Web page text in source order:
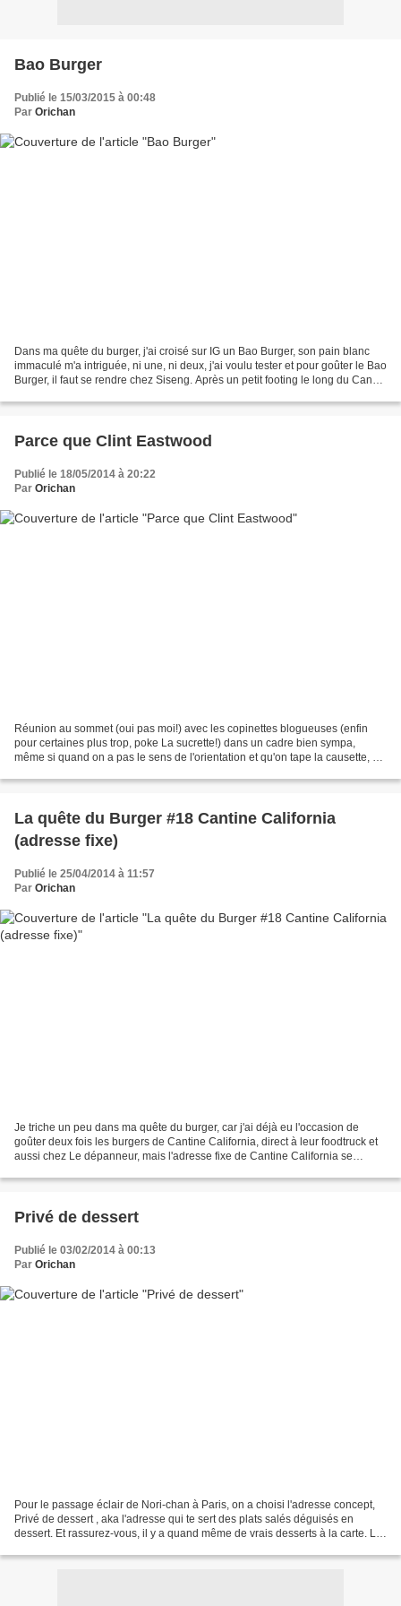
Bao Burger
Publié le 15/03/2015 à 00:48
Par Orichan
Dans ma quête du burger, j'ai croisé sur IG un Bao Burger, son pain blanc
immaculé m'a intriguée, ni une, ni deux, j'ai voulu tester et pour goûter le Bao
Burger, il faut se rendre chez Siseng. Après un petit footing le long du Canal
Parce que Clint Eastwood
Publié le 18/05/2014 à 20:22
Par Orichan
Réunion au sommet (oui pas moi!) avec les copinettes blogueuses (enfin
pour certaines plus trop, poke La sucrette!) dans un cadre bien sympa,
même si quand on a pas le sens de l'orientation et qu'on tape la causette, on
La quête du Burger #18 Cantine California
(adresse fixe)
Publié le 25/04/2014 à 11:57
Par Orichan
Je triche un peu dans ma quête du burger, car j'ai déjà eu l'occasion de
goûter deux fois les burgers de Cantine California, direct à leur foodtruck et
aussi chez Le dépanneur, mais l'adresse fixe de Cantine California se
Privé de dessert
Publié le 03/02/2014 à 00:13
Par Orichan
Pour le passage éclair de Nori-chan à Paris, on a choisi l'adresse concept,
Privé de dessert , aka l'adresse qui te sert des plats salés déguisés en
dessert. Et rassurez-vous, il y a quand même de vrais desserts à la carte. Le